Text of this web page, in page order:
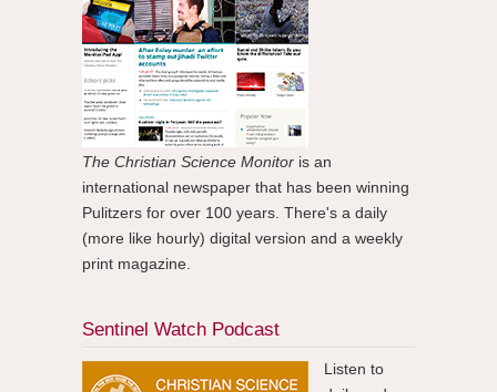
The Christian Science Monitor is an
international newspaper that has been winning
Pulitzers for over 100 years. There's a daily
(more like hourly) digital version and a weekly
print magazine.
Sentinel Watch Podcast
Listen to